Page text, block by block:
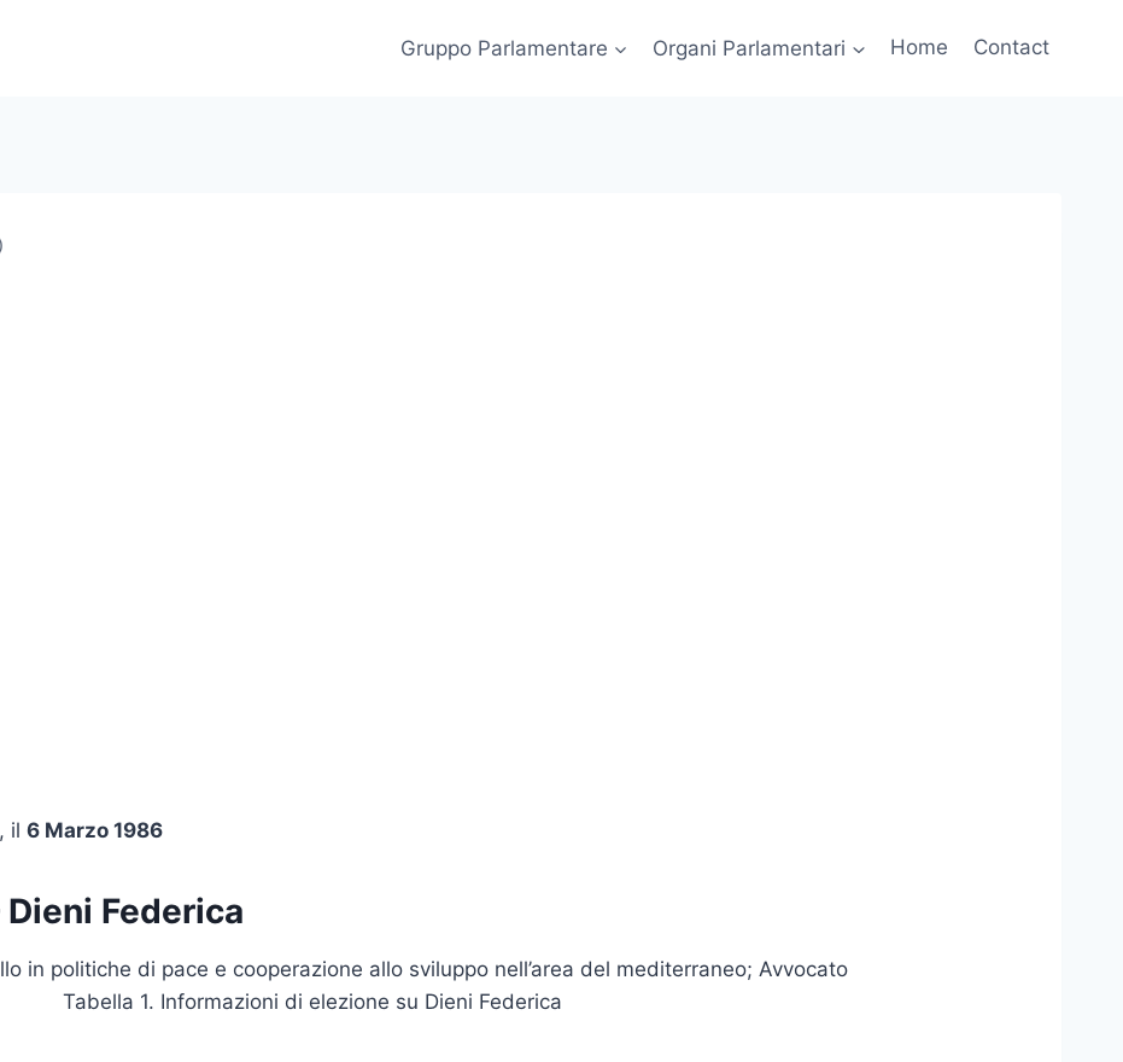
Gruppo Parlamentare Organi Parlamentari Home Contact
, il 6 Marzo 1986
Federica
in politiche di pace e cooperazione allo sviluppo nell’area del mediterraneo; Avvocato
Tabella 1. Informazioni di elezione su Dieni Federica